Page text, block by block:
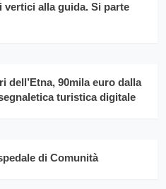
alla guida. Si parte
dell’Etna, 90mila euro dalla
turistica digitale
di Comunità